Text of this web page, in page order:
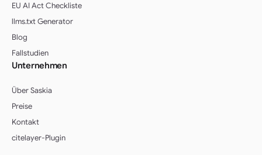
EU AI Act Checkliste
llms.txt Generator
Blog
Fallstudien
Unternehmen
Über Saskia
Preise
Kontakt
citelayer-Plugin